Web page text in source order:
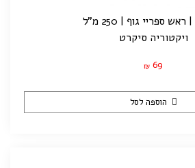
ויקטוריה סיקרט
₪ 69
הוספה לסל